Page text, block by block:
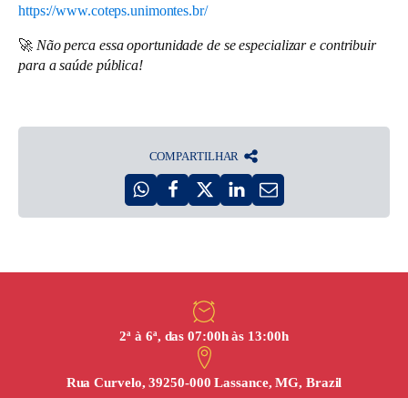
https://www.coteps.unimontes.br/
🚀 Não perca essa oportunidade de se especializar e contribuir
para a saúde pública!
COMPARTILHAR
2ª à 6ª, das 07:00h às 13:00h
Rua Curvelo, 39250-000 Lassance, MG, Brazil